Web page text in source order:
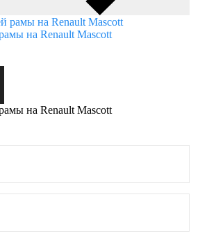
на Renault Mascott
на Renault Mascott